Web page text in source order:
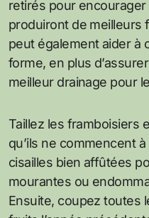
retirés pour
produiront de meilleurs
peut également aider à
forme, en plus
meilleur drainage pour
Taillez les framboisiers
qu’ils ne commencent
cisailles bien affûtées
mourantes ou
Ensuite, coupez toutes